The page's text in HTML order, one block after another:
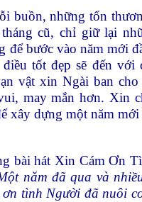
buồn, những tổn
cũ, chỉ giữ lại
bước vào năm mới
tốt đẹp sẽ đến với
vật xin Ngài ban
may mắn hơn. Xin
xây dựng một năm
bài hát Xin Cám Ơn
năm đã qua và
tình Người đã nuôi